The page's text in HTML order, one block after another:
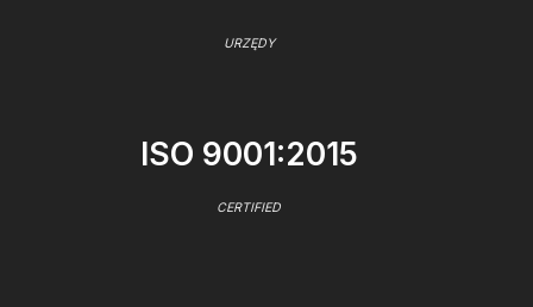
URZĘDY
ISO 9001:2015
CERTIFIED